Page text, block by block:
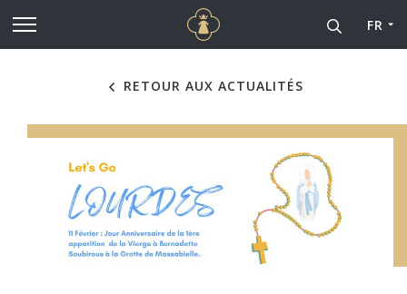
Aller au contenu principal Cathédrale Notre-Dame
FR
RETOUR AUX ACTUALITÉS